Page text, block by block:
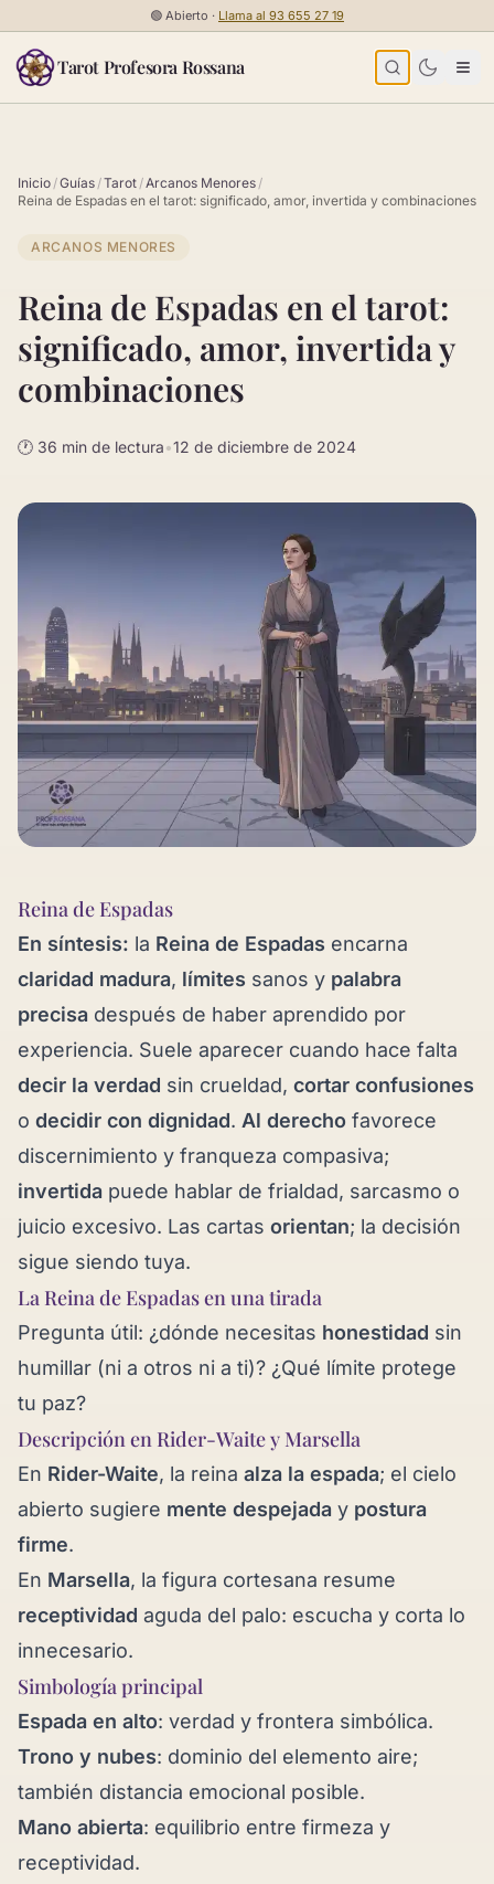
Saltar al contenido🟢 Abierto · Llama al 93 655 27 19
Tarot Profesora Rossana
Inicio /Guías /Tarot /Arcanos Menores /
Reina de Espadas en el tarot: significado, amor, invertida y combinaciones
ARCANOS MENORES
Reina de Espadas en el tarot:
significado, amor, invertida y
combinaciones
🕐 36 min de lectura•12 de diciembre de 2024
Reina de Espadas
En síntesis: la Reina de Espadas encarna
claridad madura, límites sanos y palabra
precisa después de haber aprendido por
experiencia. Suele aparecer cuando hace falta
decir la verdad sin crueldad, cortar confusiones
o decidir con dignidad. Al derecho favorece
discernimiento y franqueza compasiva;
invertida puede hablar de frialdad, sarcasmo o
juicio excesivo. Las cartas orientan; la decisión
sigue siendo tuya.
La Reina de Espadas en una tirada
Pregunta útil: ¿dónde necesitas honestidad sin
humillar (ni a otros ni a ti)? ¿Qué límite protege
tu paz?
Descripción en Rider-Waite y Marsella
En Rider-Waite, la reina alza la espada; el cielo
abierto sugiere mente despejada y postura
firme.
En Marsella, la figura cortesana resume
receptividad aguda del palo: escucha y corta lo
innecesario.
Simbología principal
Espada en alto: verdad y frontera simbólica.
Trono y nubes: dominio del elemento aire;
también distancia emocional posible.
Mano abierta: equilibrio entre firmeza y
receptividad.